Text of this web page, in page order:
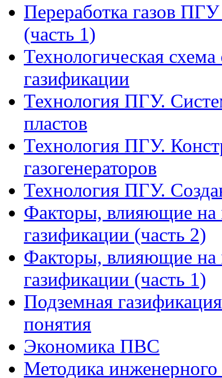
Переработка газов
(часть 1)
Технологическая
газификации
Технология ПГУ.
пластов
Технология ПГУ.
газогенераторов
Технология ПГУ.
Факторы, влияющие на
газификации (часть 2)
Факторы, влияющие на
газификации (часть 1)
Подземная
понятия
Экономика ПВС
Методика инженерного